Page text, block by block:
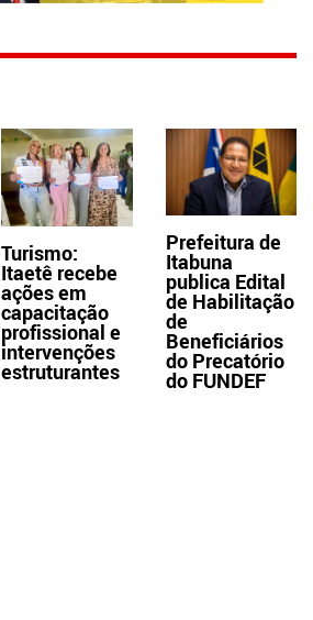
Turismo:
Itaetê recebe
ações em
capacitação
profissional e
intervenções
estruturantes
Prefeitura de
Itabuna
publica Edital
de Habilitação
de
Beneficiários
do Precatório
do FUNDEF